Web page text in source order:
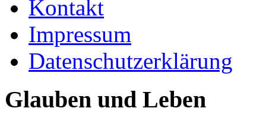
Kontakt
Impressum
Datenschutzerklärung
Glauben und Leben